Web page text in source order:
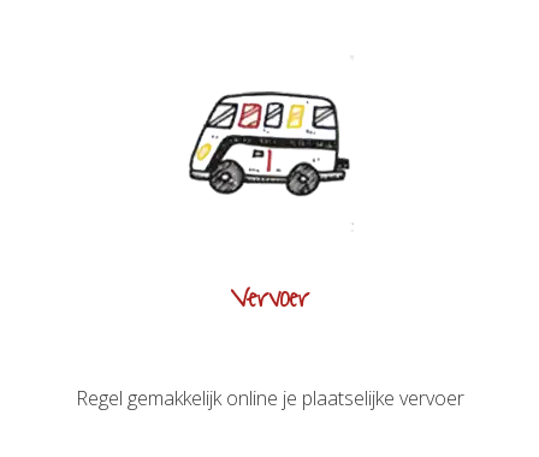
Vervoer
Regel gemakkelijk online je plaatselijke vervoer